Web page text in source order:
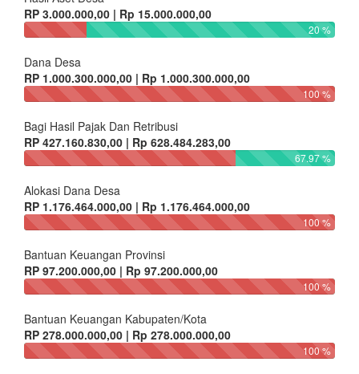
RP 3.000.000,00 | Rp 15.000.000,00
20 %
Dana Desa
RP 1.000.300.000,00 | Rp 1.000.300.000,00
100 %
Bagi Hasil Pajak Dan Retribusi
RP 427.160.830,00 | Rp 628.484.283,00
67.97 %
Alokasi Dana Desa
RP 1.176.464.000,00 | Rp 1.176.464.000,00
100 %
Bantuan Keuangan Provinsi
RP 97.200.000,00 | Rp 97.200.000,00
100 %
Bantuan Keuangan Kabupaten/Kota
RP 278.000.000,00 | Rp 278.000.000,00
100 %